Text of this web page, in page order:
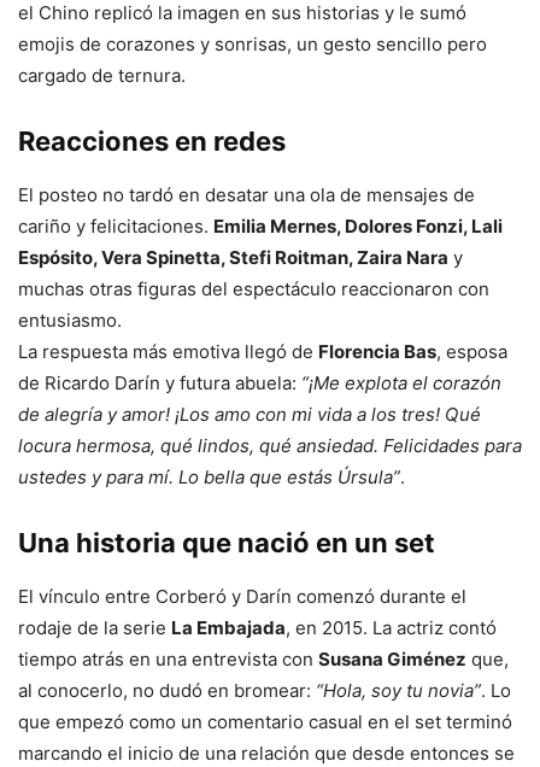
el Chino replicó la imagen en sus historias y le sumó
emojis de corazones y sonrisas, un gesto sencillo pero
cargado de ternura.
Reacciones en redes
El posteo no tardó en desatar una ola de mensajes de
cariño y felicitaciones. Emilia Mernes, Dolores Fonzi, Lali
Espósito, Vera Spinetta, Stefi Roitman, Zaira Nara y
muchas otras figuras del espectáculo reaccionaron con
entusiasmo.
La respuesta más emotiva llegó de Florencia Bas, esposa
de Ricardo Darín y futura abuela: “¡Me explota el corazón
de alegría y amor! ¡Los amo con mi vida a los tres! Qué
locura hermosa, qué lindos, qué ansiedad. Felicidades para
ustedes y para mí. Lo bella que estás Úrsula”.
Una historia que nació en un set
El vínculo entre Corberó y Darín comenzó durante el
rodaje de la serie La Embajada, en 2015. La actriz contó
tiempo atrás en una entrevista con Susana Giménez que,
al conocerlo, no dudó en bromear: “Hola, soy tu novia”. Lo
que empezó como un comentario casual en el set terminó
marcando el inicio de una relación que desde entonces se